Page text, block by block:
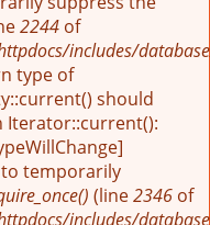
2244 of
includes/
type of
should
Iterator::current():
temporarily
(line2346 of
includes/